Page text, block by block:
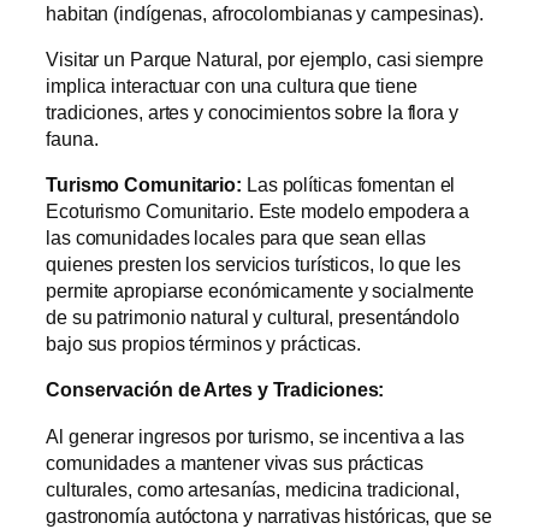
habitan (indígenas, afrocolombianas y campesinas).
Visitar un Parque Natural, por ejemplo, casi siempre
implica interactuar con una cultura que tiene
tradiciones, artes y conocimientos sobre la flora y
fauna.
Turismo Comunitario: Las políticas fomentan el
Ecoturismo Comunitario. Este modelo empodera a
las comunidades locales para que sean ellas
quienes presten los servicios turísticos, lo que les
permite apropiarse económicamente y socialmente
de su patrimonio natural y cultural, presentándolo
bajo sus propios términos y prácticas.
Conservación de Artes y Tradiciones:
Al generar ingresos por turismo, se incentiva a las
comunidades a mantener vivas sus prácticas
culturales, como artesanías, medicina tradicional,
gastronomía autóctona y narrativas históricas, que se